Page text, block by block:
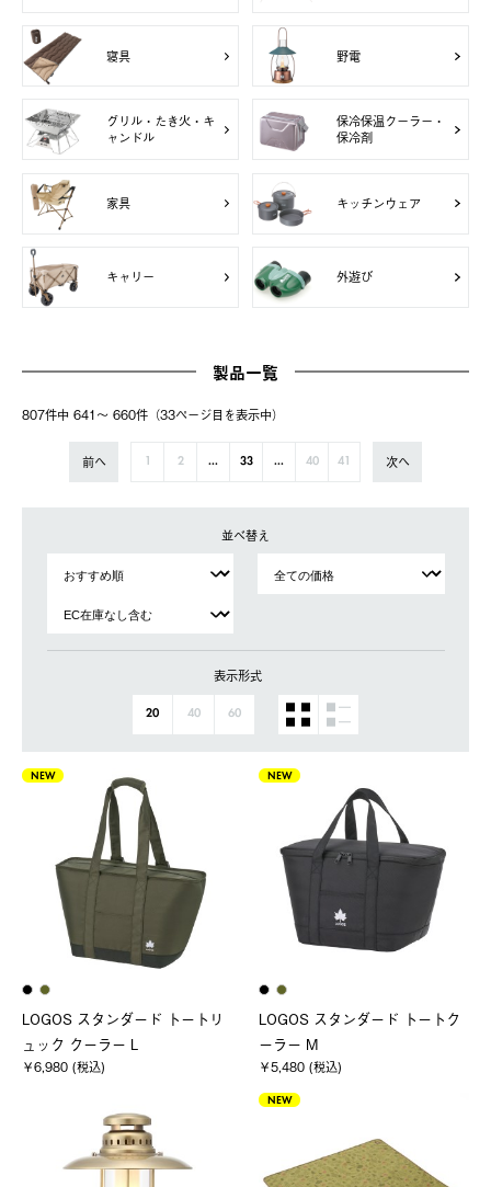
寝具 野電
グリル・たき火・キ
ャンドル
保冷保温クーラー・
保冷剤
家具 キッチンウェア
キャリー 外遊び
製品一覧
807件中 641〜 660件（33ページ⽬を表⽰中）
前へ 2 ... 33 ... 40 41 次へ
並べ替え
表示形式
20 40 60
NEW
LOGOS スタンダード トートリ
ュック クーラー L
￥6,980 (税込)
NEW
LOGOS スタンダード トートク
ーラー M
￥5,480 (税込)
NEW